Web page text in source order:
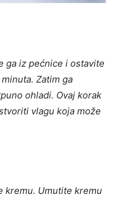
ga iz pećnice i ostavite
Zatim ga
ohladi. Ovaj korak
vlagu koja može
kremu. Umutite kremu